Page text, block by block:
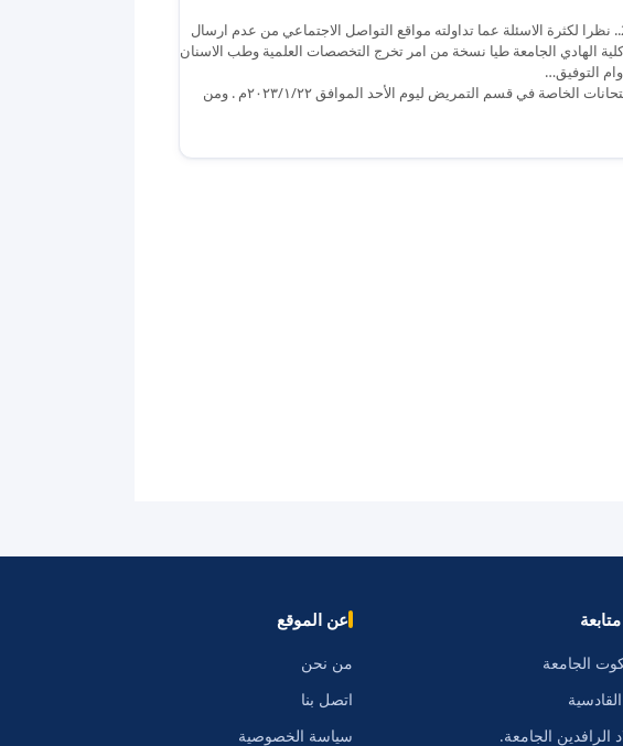
تنويه…. الى الطلبة خريجي كلية الهادي الجامعة دفعة 2022.. نظرا لكثرة الاسئلة عما تداولته مواقع التواصل الاجتماعي من عدم ارسال
الهادي الجامعة طيا نسخة من امر تخرج التخصصات العلمية وطب الاسنان
التوفيق…
#قسم_التمريض بالصور : جانب مصور من متابعة سير الامتحانات الخاصة في قسم التمريض ليوم الأحد الموافق ٢٠٢٣/١/٢٢م . ومن
الجامعة
الرافدين الجامعة.
عن الموقع
من نحن
اتصل بنا
سياسة الخصوصية